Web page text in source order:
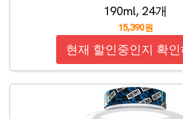
190ml, 24개
15,390원
현재 할인중인지 확인